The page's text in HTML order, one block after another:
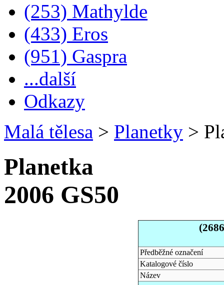
(253) Mathylde
(433) Eros
(951) Gaspra
...další
Odkazy
Malá tělesa > Planetky >
Planetka
2006 GS50
Předběžné označení
Katalogové číslo
Název